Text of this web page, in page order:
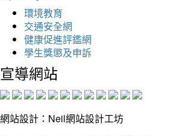
環境教育
交通安全網
健康促進評鑑網
學生獎懲及申訴
宣導網站
網站設計：Neil網站設計工坊